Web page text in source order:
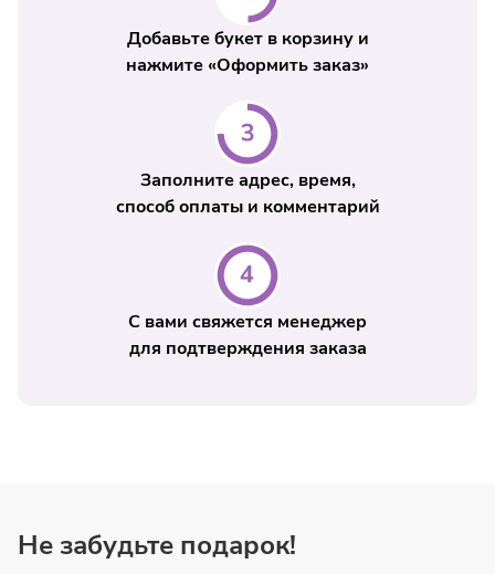
Добавьте букет в корзину и
нажмите «Оформить заказ»
Заполните адрес, время,
способ оплаты и комментарий
С вами свяжется менеджер
для подтверждения заказа
Не забудьте подарок!